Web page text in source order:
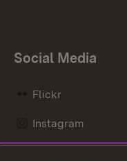
Social Media
Flickr
Instagram